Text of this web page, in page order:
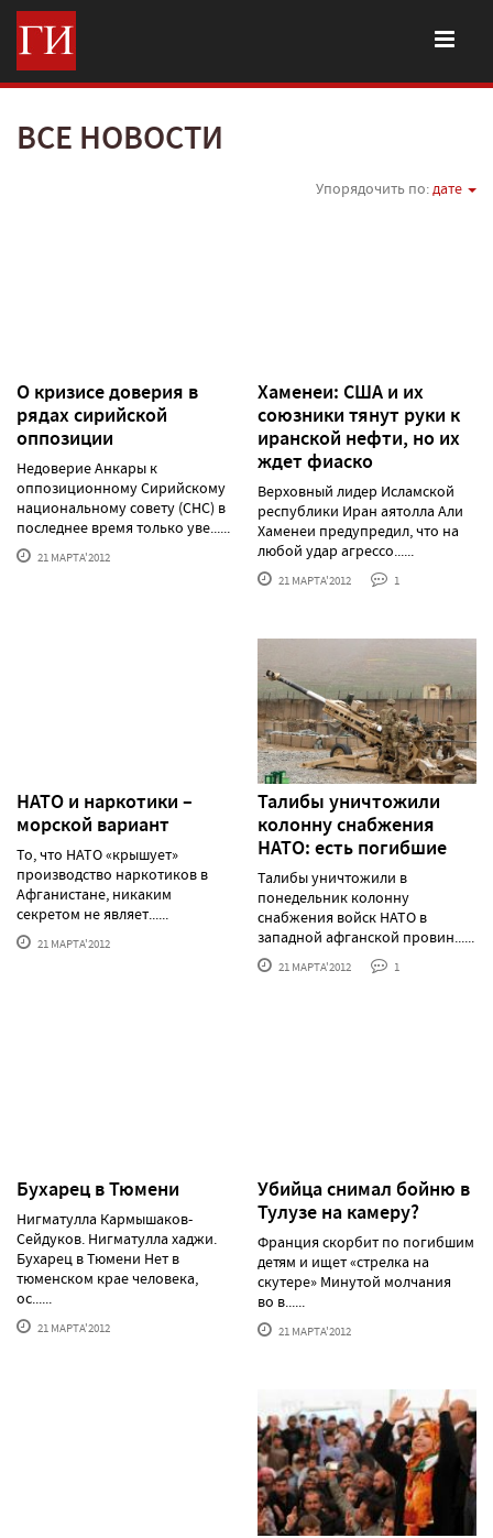
ВСЕ НОВОСТИ
Упорядочить по:дате
О кризисе доверия в
рядах сирийской
оппозиции
Недоверие Анкары к
оппозиционному Сирийскому
национальному совету (СНС) в
последнее время только уве......
21 МАРТА'2012
Хаменеи: США и их
союзники тянут руки к
иранской нефти, но их
ждет фиаско
Верховный лидер Исламской
республики Иран аятолла Али
Хаменеи предупредил, что на
любой удар агрессо......
21 МАРТА'2012 1
НАТО и наркотики –
морской вариант
То, что НАТО «крышует»
производство наркотиков в
Афганистане, никаким
секретом не являет......
21 МАРТА'2012
Талибы уничтожили
колонну снабжения
НАТО: есть погибшие
Талибы уничтожили в
понедельник колонну
снабжения войск НАТО в
западной афганской провин......
21 МАРТА'2012 1
Бухарец в Тюмени
Нигматулла Кармышаков-
Сейдуков. Нигматулла хаджи.
Бухарец в Тюмени Нет в
тюменском крае человека,
ос......
21 МАРТА'2012
Убийца снимал бойню в
Тулузе на камеру?
Франция скорбит по погибшим
детям и ищет «стрелка на
скутере» Минутой молчания
во в......
21 МАРТА'2012